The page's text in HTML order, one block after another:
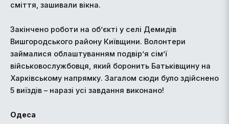
сміття, зашивали вікна.
Закінчено роботи на об’єкті у селі Демидів
Вишгородського району Київщини. Волонтери
займалися облаштуванням подвір’я сім’ї
військовослужбовця, який боронить Батьківщину на
Харківському напрямку. Загалом сюди було здійснено
5 виїздів – наразі усі завдання виконано!
Одеса